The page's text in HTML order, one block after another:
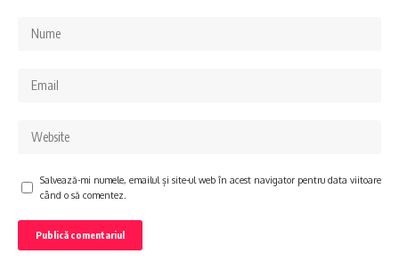
Salvează-mi numele, emailul și site-ul web în acest navigator pentru data viitoare
când o să comentez.